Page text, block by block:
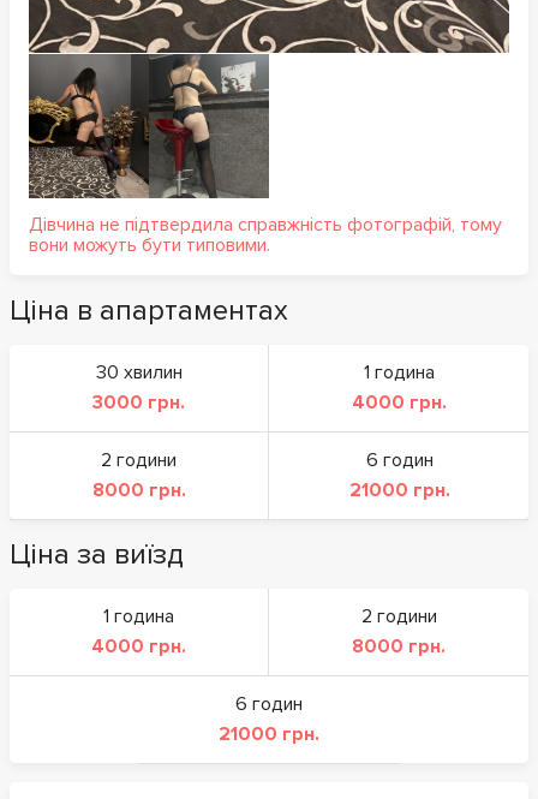
Дівчина не підтвердила справжність фотографій, тому
вони можуть бути типовими.
Ціна в апартаментах
30 хвилин
3000 грн.
1 година
4000 грн.
2 години
8000 грн.
6 годин
21000 грн.
Ціна за виїзд
1 година
4000 грн.
2 години
8000 грн.
6 годин
21000 грн.